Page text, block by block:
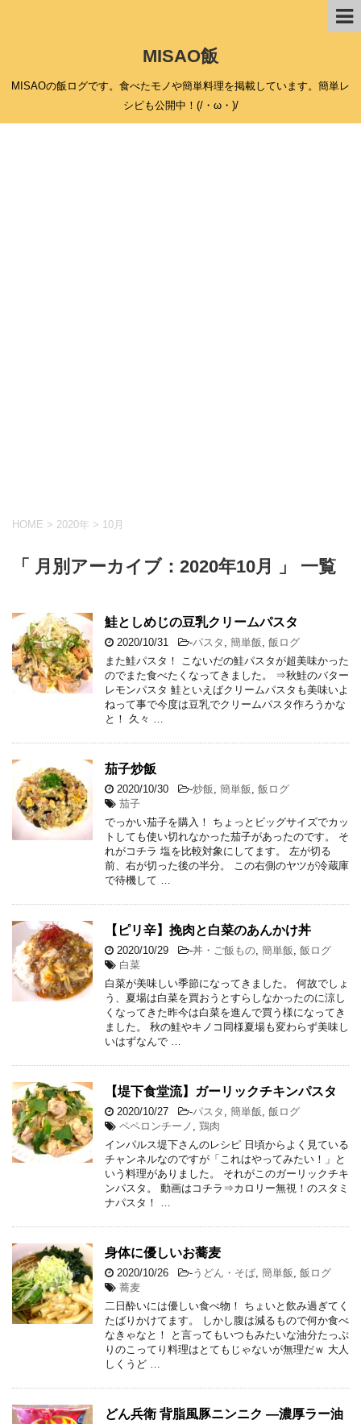
MISAO飯
MISAOの飯ログです。食べたモノや簡単料理を掲載しています。簡単レ
シピも公開中！(/・ω・)/
HOME > 2020年 > 10月
「 月別アーカイブ：2020年10月 」 一覧
鮭としめじの豆乳クリームパスタ
2020/10/31 -パスタ 簡単飯 飯ログ
また鮭パスタ！ こないだの鮭パスタが超美味かった
のでまた食べたくなってきました。 ⇒秋鮭のバター
レモンパスタ 鮭といえばクリームパスタも美味いよ
ねって事で今度は豆乳でクリームパスタ作ろうかな
と！ 久々 …
茄子炒飯
2020/10/30 -炒飯 簡単飯 飯ログ
茄子
でっかい茄子を購入！ ちょっとビッグサイズでカッ
トしても使い切れなかった茄子があったのです。 そ
れがコチラ 塩を比較対象にしてます。 左が切る
前、右が切った後の半分。 この右側のヤツが冷蔵庫
で待機して …
【ピリ辛】挽肉と白菜のあんかけ丼
2020/10/29 -丼・ご飯もの 簡単飯 飯ログ
白菜
白菜が美味しい季節になってきました。 何故でしょ
う、夏場は白菜を買おうとすらしなかったのに涼し
くなってきた昨今は白菜を進んで買う様になってき
ました。 秋の鮭やキノコ同様夏場も変わらず美味し
いはずなんで …
【堤下食堂流】ガーリックチキンパスタ
2020/10/27 -パスタ 簡単飯 飯ログ
ペペロンチーノ
鶏肉
インパルス堤下さんのレシピ 日頃からよく見ている
チャンネルなのですが「これはやってみたい！」と
いう料理がありました。 それがこのガーリックチキ
ンパスタ。 動画はコチラ⇒カロリー無視！のスタミ
ナパスタ！ …
身体に優しいお蕎麦
2020/10/26 -うどん・そば 簡単飯 飯ログ
蕎麦
二日酔いには優しい食べ物！ ちょいと飲み過ぎてく
たばりかけてます。 しかし腹は減るもので何か食べ
なきゃなと！ と言ってもいつもみたいな油分たっぷ
りのこってり料理はとてもじゃないが無理だｗ 大人
しくうど …
どん兵衛 背脂風豚ニンニク ―濃厚ラー油